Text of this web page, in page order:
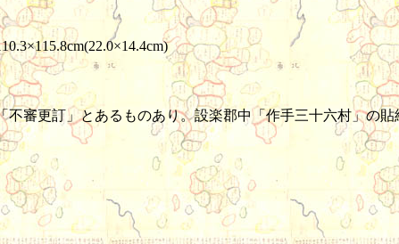
審更訂」とあるものあり。設楽郡中「作手三十六村」の貼